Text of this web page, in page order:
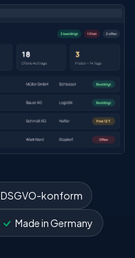
DSGVO-konform
Made in Germany